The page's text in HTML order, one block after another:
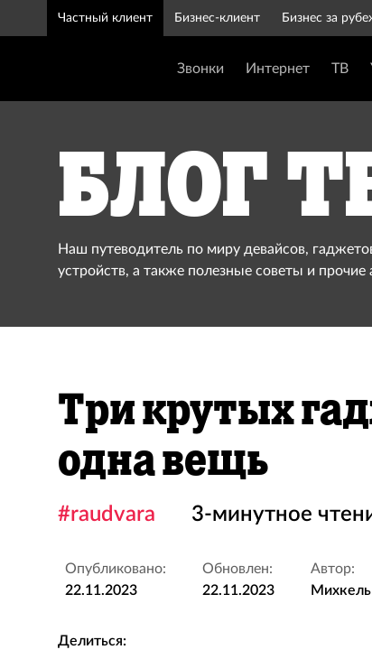
Частный клиент Бизнес-клиент Бизнес за
Звонки Интернет ТВ
Блог
Наш путеводитель по миру девайсов,
устройств, а также полезные советы и
Три крутых
одна вещь
#raudvara 3-минутное
Опубликовано:
22.11.2023
Обновлен:
22.11.2023
Автор:
Делиться: